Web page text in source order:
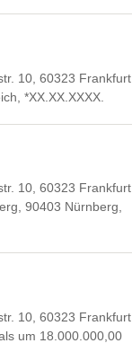
10, 60323 Frankfurt
*XX.XX.XXXX.
10, 60323 Frankfurt
90403 Nürnberg,
10, 60323 Frankfurt
um 18.000.000,00